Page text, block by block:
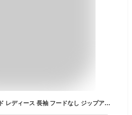
[アクレイス] ラッシュガード レディース 長袖 フードなし ジップアップ uvカットupf50+ 体型カバー プール 海 海水浴 サウナ ヨガ おしゃれ 水陸両用 M ホワイト×グレー